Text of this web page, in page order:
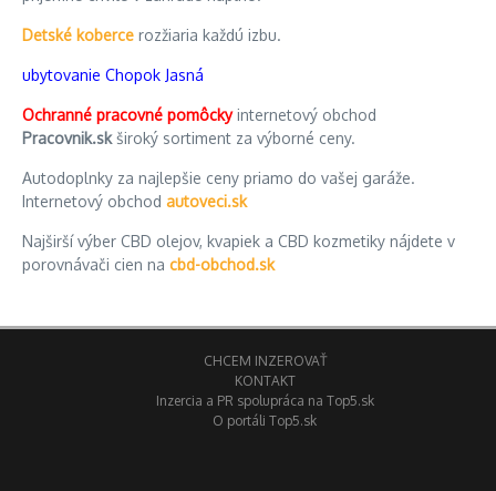
Detské koberce rozžiaria každú izbu.
ubytovanie Chopok Jasná
Ochranné pracovné pomôckyinternetový obchod
Pracovnik.skširoký sortiment za výborné ceny.
Autodoplnky za najlepšie ceny priamo do vašej garáže.
Internetový obchod autoveci.sk
Najširší výber CBD olejov, kvapiek a CBD kozmetiky nájdete v
porovnávači cien na cbd-obchod.sk
CHCEM INZEROVAŤ
KONTAKT
Inzercia a PR spolupráca na Top5.sk
O portáli Top5.sk